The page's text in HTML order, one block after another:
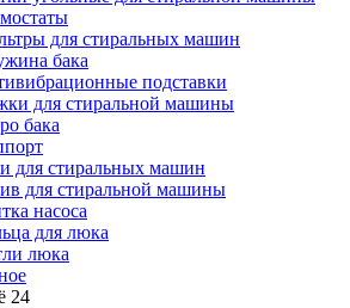
для стиральных машин
бака
подставки
для стиральной машины
бака
для стиральных машин
для стиральной машины
насоса
для люка
люка
24